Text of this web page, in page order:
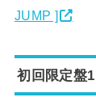
JUMP ]
初回限定盤1